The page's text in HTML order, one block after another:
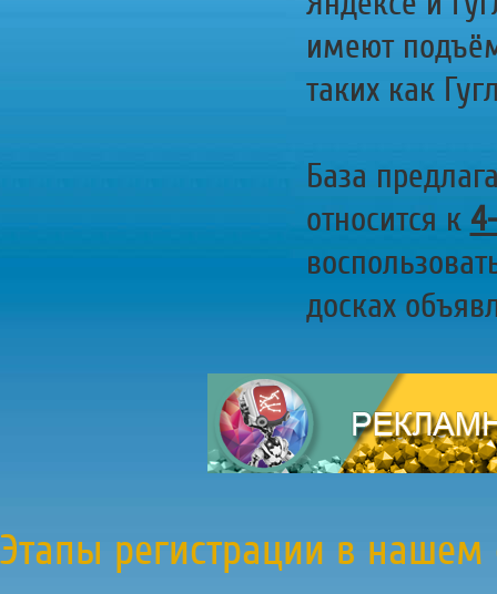
имеют
таких как
База
относится к
досках
Этапы регистрации в нашем